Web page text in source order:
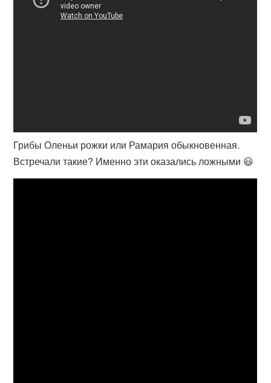
Грибы Оленьи рожки или Рамария обыкновенная.
Встречали такие? Именно эти оказались ложными 😃